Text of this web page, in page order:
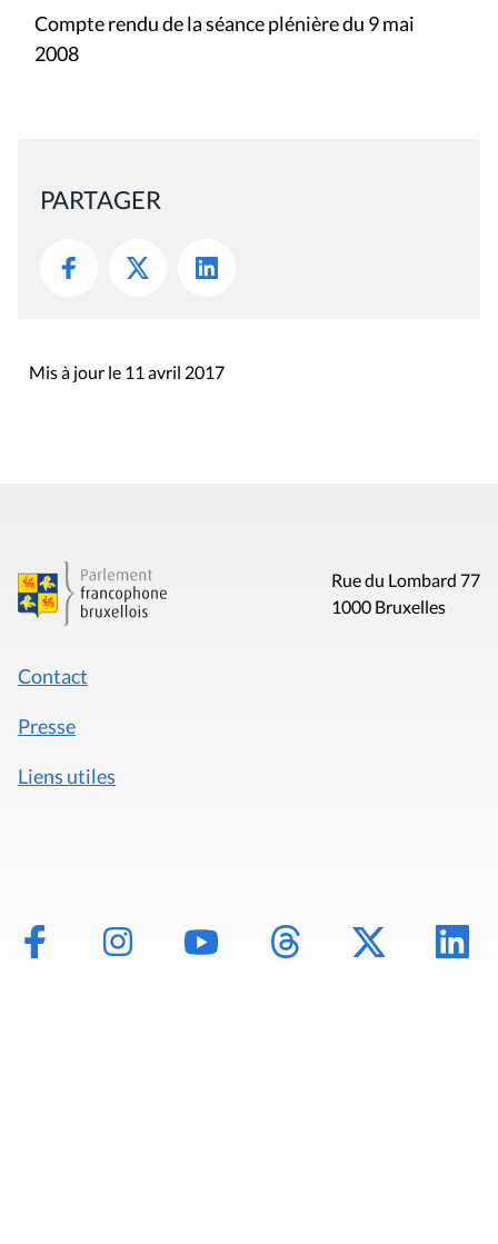
Compte rendu de la séance plénière du 9 mai
2008
PARTAGER
Mis à jour le 11 avril 2017
Rue du Lombard 77
1000 Bruxelles
Contact
Presse
Liens utiles